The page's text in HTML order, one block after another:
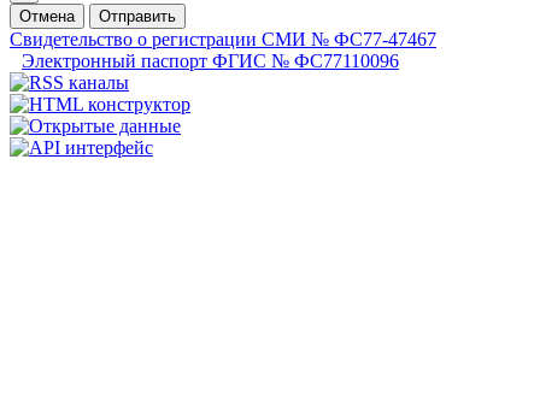
Отмена
Отправить
Свидетельство о регистрации СМИ № ФС77-47467
Электронный паспорт ФГИС № ФС77110096